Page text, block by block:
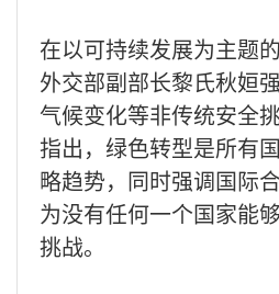
在以可持续发展为主题
外交部副部长黎氏秋姮
气候变化等非传统安全
指出，绿色转型是所有
略趋势，同时强调国际
为没有任何一个国家能
挑战。